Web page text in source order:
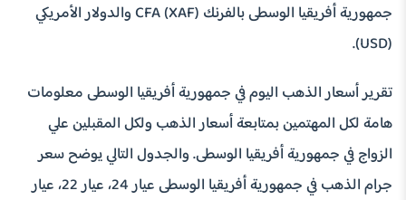
جمهورية أفريقيا الوسطى بالفرنك CFA (XAF) والدولار الأمريكي
(USD).
تقرير أسعار الذهب اليوم في جمهورية أفريقيا الوسطى معلومات
هامة لكل المهتمين بمتابعة أسعار الذهب ولكل المقبلين علي
الزواج في جمهورية أفريقيا الوسطى. والجدول التالي يوضح سعر
جرام الذهب في جمهورية أفريقيا الوسطى عيار 24، عيار 22، عيار